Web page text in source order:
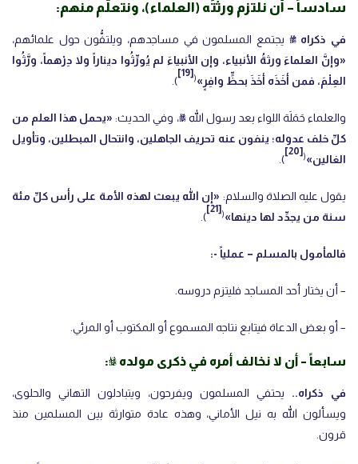
سادساً – أن نلتزم ورثتَه (العلماء)، ونتعلَّم منهم:
في ذكراه ﷺ يجتمع المسلمون في مساجدهم، ويلتفُّون حول علمائهم،
«وإنَّ ‌العلماءَ ‌ورثةُ ‌الأنبياء، وإن الأنبياءَ لم يُورِّثُوا ديناراً ولا دِرْهماً، ورَّثُوا
العِلْمَ، فمن أخَذَه أخَذَ بحظٍّ وافِرٍ»(
[19]
).
والعلماء حَمَلَة اللواء بعد رسول الله ﷺ، وفي الحديث: «يحمل هذا العلم من
كلِّ خلف عدوله؛ ينفون عنه تحريف الجاهلين، وانتحال المبطلين، وتأويل
الغالين»(
[20]
).
يقول عليه الصلاة والسلام: «إن الله يبعث لهذه الأمة على رأس كلِّ مئة
سنة من يجدِّد لها دينها»(
[21]
).
فالمأمول بالمسلم – عملياً -:
– أن يختار أحد المساجد فليتزم دروسه.
– أو بعض الدعاة فيتابع نتاجه المسموع أو المكتوب أو المرئي.
سابعاً – أن لا نخالف أمره في ذكرى مولده ﷺ:
في ذكراه.. يحتفي المسلمون ويفرحون، ويتبادلون التهاني والحلوى،
ويسألون الله به نيل الأماني، وهذه عادة متوارثة بين المسلمين منذ
قرون.